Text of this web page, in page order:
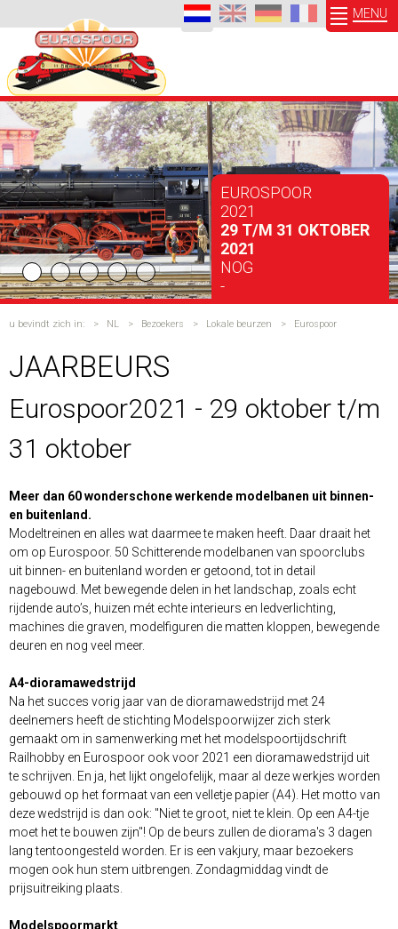
MENU
EUROSPOOR
2021
29 T/M 31 OKTOBER
2021
NOG
-
u bevindt zich in: > NL > Bezoekers > Lokale beurzen > Eurospoor
JAARBEURS
Eurospoor2021 - 29 oktober t/m
31 oktober
Meer dan 60 wonderschone werkende modelbanen uit binnen-
en buitenland.
Modeltreinen en alles wat daarmee te maken heeft. Daar draait het
om op Eurospoor. 50 Schitterende modelbanen van spoorclubs
uit binnen- en buitenland worden er getoond, tot in detail
nagebouwd. Met bewegende delen in het landschap, zoals echt
rijdende auto’s, huizen mét echte interieurs en ledverlichting,
machines die graven, modelfiguren die matten kloppen, bewegende
deuren en nog veel meer.
A4-dioramawedstrijd
Na het succes vorig jaar van de dioramawedstrijd met 24
deelnemers heeft de stichting Modelspoorwijzer zich sterk
gemaakt om in samenwerking met het modelspoortijdschrift
Railhobby en Eurospoor ook voor 2021 een dioramawedstrijd uit
te schrijven. En ja, het lijkt ongelofelijk, maar al deze werkjes worden
gebouwd op het formaat van een velletje papier (A4). Het motto van
deze wedstrijd is dan ook: "Niet te groot, niet te klein. Op een A4-tje
moet het te bouwen zijn"! Op de beurs zullen de diorama's 3 dagen
lang tentoongesteld worden. Er is een vakjury, maar bezoekers
mogen ook hun stem uitbrengen. Zondagmiddag vindt de
prijsuitreiking plaats.
Modelspoormarkt